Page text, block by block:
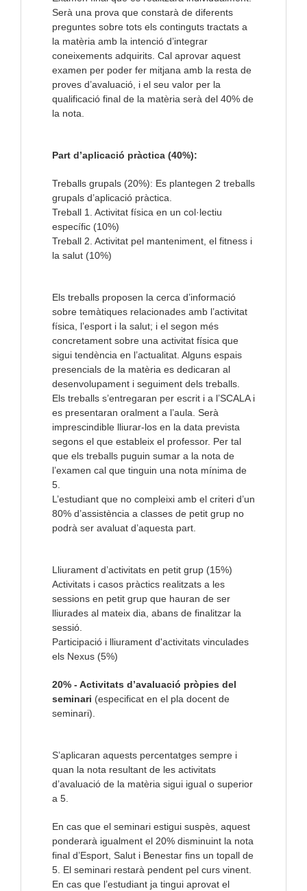
Serà una prova que constarà de diferents
preguntes sobre tots els continguts tractats a
la matèria amb la intenció d’integrar
coneixements adquirits. Cal aprovar aquest
examen per poder fer mitjana amb la resta de
proves d’avaluació, i el seu valor per la
qualificació final de la matèria serà del 40% de
la nota.
Part d’aplicació pràctica (40%):
Treballs grupals (20%): Es plantegen 2 treballs
grupals d’aplicació pràctica.
Treball 1. Activitat física en un col·lectiu
específic (10%)
Treball 2. Activitat pel manteniment, el fitness i
la salut (10%)
Els treballs proposen la cerca d’informació
sobre temàtiques relacionades amb l’activitat
física, l’esport i la salut; i el segon més
concretament sobre una activitat física que
sigui tendència en l’actualitat. Alguns espais
presencials de la matèria es dedicaran al
desenvolupament i seguiment dels treballs.
Els treballs s’entregaran per escrit i a l’SCALA i
es presentaran oralment a l’aula. Serà
imprescindible lliurar-los en la data prevista
segons el que estableix el professor. Per tal
que els treballs puguin sumar a la nota de
l’examen cal que tinguin una nota mínima de
5.
L’estudiant que no compleixi amb el criteri d’un
80% d’assistència a classes de petit grup no
podrà ser avaluat d’aquesta part.
Lliurament d’activitats en petit grup (15%)
Activitats i casos pràctics realitzats a les
sessions en petit grup que hauran de ser
lliurades al mateix dia, abans de finalitzar la
sessió.
Participació i lliurament d'activitats vinculades
els Nexus (5%)
20% - Activitats d’avaluació pròpies del
seminari (especificat en el pla docent de
seminari).
S’aplicaran aquests percentatges sempre i
quan la nota resultant de les activitats
d’avaluació de la matèria sigui igual o superior
a 5.
En cas que el seminari estigui suspès, aquest
ponderarà igualment el 20% disminuint la nota
final d’Esport, Salut i Benestar fins un topall de
5. El seminari restarà pendent pel curs vinent.
En cas que l’estudiant ja tingui aprovat el